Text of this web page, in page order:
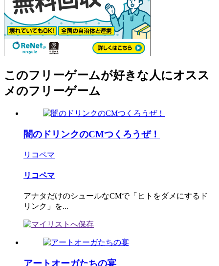
このフリーゲームが好きな人にオスス
メのフリーゲーム
闇のドリンクのCMつくろうぜ！
リコペマ
リコペマ
アナタだけのシュールなCMで「ヒトをダメにするド
リンク」を...
アートオーガたちの宴